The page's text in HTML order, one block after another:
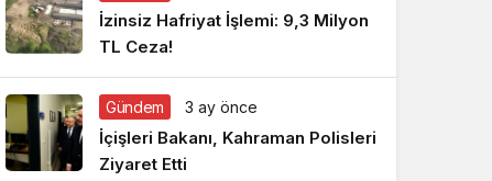
Gündüz Modu
Gündüz modunu seçin.
Gece Modu
Gece modunu seçin.
İzinsiz Hafriyat İşlemi: 9,3 Milyon
TL Ceza!
Gündem 3 ay önce
İçişleri Bakanı, Kahraman Polisleri
Ziyaret Etti